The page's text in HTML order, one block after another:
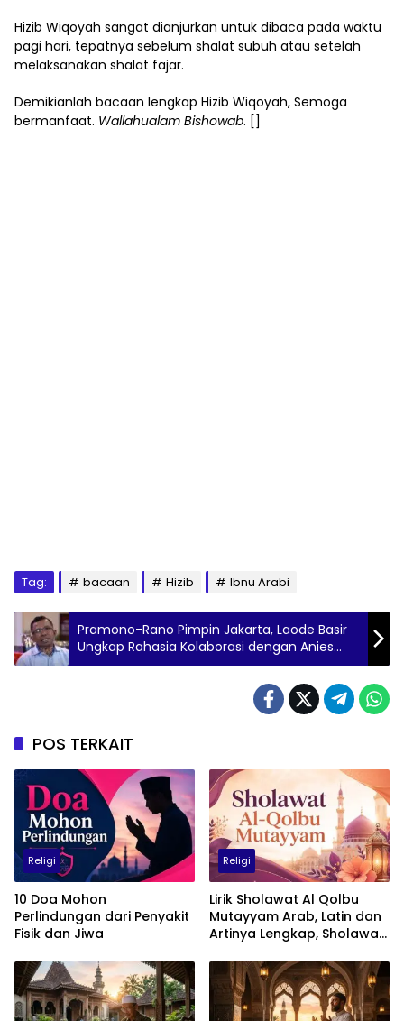
Hizib Wiqoyah sangat dianjurkan untuk dibaca pada waktu
pagi hari, tepatnya sebelum shalat subuh atau setelah
melaksanakan shalat fajar.
Demikianlah bacaan lengkap Hizib Wiqoyah, Semoga
bermanfaat. Wallahualam Bishowab. []
Tag: bacaan Hizib Ibnu Arabi
Pramono-Rano Pimpin Jakarta, Laode Basir
Ungkap Rahasia Kolaborasi dengan Anies
Baswedan
POS TERKAIT
Religi
10 Doa Mohon
Perlindungan dari Penyakit
Fisik dan Jiwa
Religi
Lirik Sholawat Al Qolbu
Mutayyam Arab, Latin dan
Artinya Lengkap, Sholawat
Muhammad SAW